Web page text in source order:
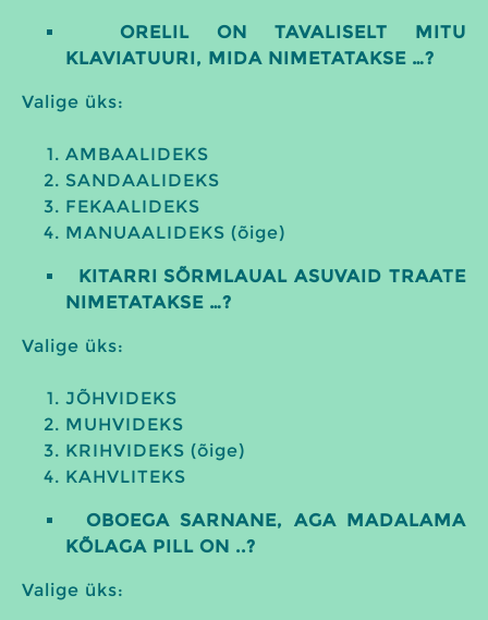
ORELIL ON TAVALISELT MITU
KLAVIATUURI, MIDA NIMETATAKSE …?
Valige üks:
AMBAALIDEKS
SANDAALIDEKS
FEKAALIDEKS
MANUAALIDEKS (õige)
KITARRI SÕRMLAUAL ASUVAID TRAATE
NIMETATAKSE …?
Valige üks:
JÕHVIDEKS
MUHVIDEKS
KRIHVIDEKS (õige)
KAHVLITEKS
OBOEGA SARNANE, AGA MADALAMA
KÕLAGA PILL ON ..?
Valige üks: